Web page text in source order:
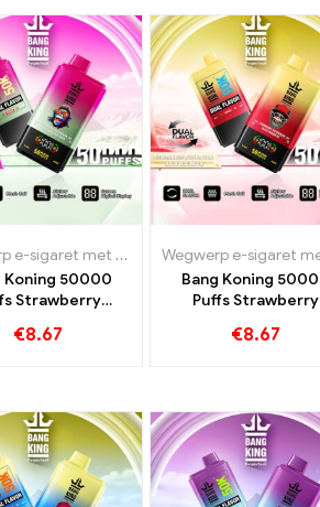
e-sigaretten Luxemburg,Wegwerp e-
Wegwerp e-sigaret met nicotine ,Wegwerp e-
Koning 50000
Strawberry
Fruit Guave
€8.67
Bang Koning
Puffs Strawberry
Dragon Ice Flavours
€8.67